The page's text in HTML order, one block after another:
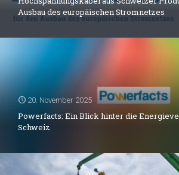
Ausbau des europäischen Stromnetzes
20. November 2025
Powerfacts: Ein Blick hinter die
Schweiz